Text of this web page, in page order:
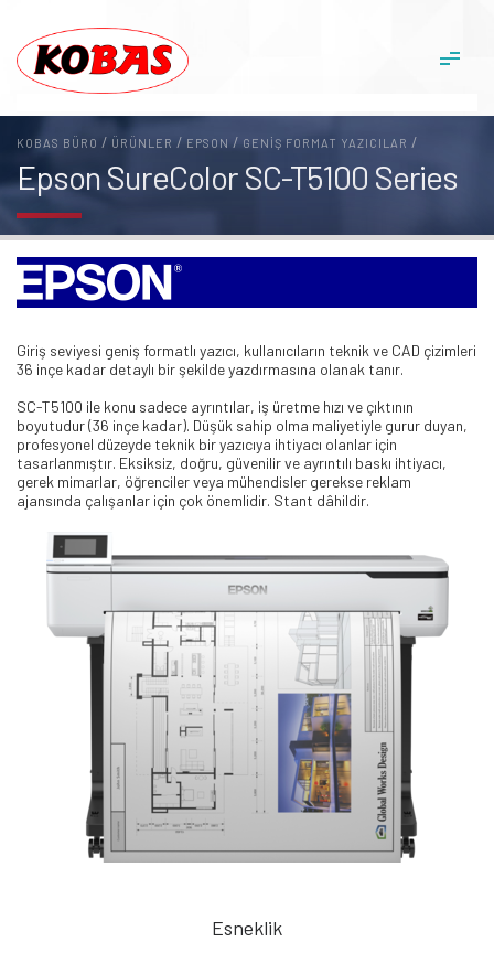
KOBAS BÜRO / ÜRÜNLER / EPSON / GENIŞ FORMAT YAZICILAR /
Epson SureColor SC-T5100 Series
Giriş seviyesi geniş formatlı yazıcı, kullanıcıların teknik ve CAD çizimleri
36 inçe kadar detaylı bir şekilde yazdırmasına olanak tanır.
SC-T5100 ile konu sadece ayrıntılar, iş üretme hızı ve çıktının
boyutudur (36 inçe kadar). Düşük sahip olma maliyetiyle gurur duyan,
profesyonel düzeyde teknik bir yazıcıya ihtiyacı olanlar için
tasarlanmıştır. Eksiksiz, doğru, güvenilir ve ayrıntılı baskı ihtiyacı,
gerek mimarlar, öğrenciler veya mühendisler gerekse reklam
ajansında çalışanlar için çok önemlidir. Stant dâhildir.
Esneklik